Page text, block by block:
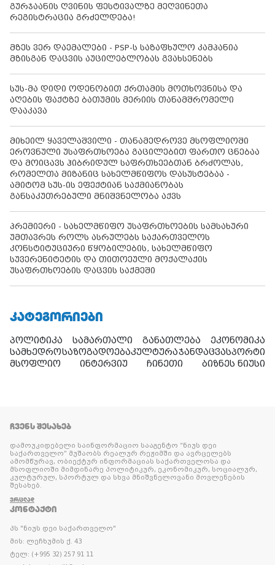
გურჯაანის ღვინის ფესტივალზე მეღვინეთა
რეგისტრაცია გრძელდება!
მზეს ვერ დაემალები - PSP-ს საზაფხულო კამპანია
მზისგან დაცვის აუცილებლობას გვახსენებს
სუს-მა დიდი ოდენობით ქრთამის მოთხოვნისა და
აღების ფაქტზე ბათუმის მერიის თანამშრომელი
დააკავა
მიხეილ ყაველაშვილი - თანამედროვე მსოფლიოში
ეროვნული უსაფრთხოება გაცილებით ფართო ცნებაა
და მოიცავს ჰიბრიდულ საფრთხეებთან ბრძოლას,
რომელთა მიზანიც სახელმწიფოს დასუსტებაა -
ამიტომ სუს-ის ეფექტიან საქმიანობას
განსაკუთრებული მნიშვნელობა აქვს
პრემიერი - სახელმწიფო უსაფრთხოების სამსახური
უმთავრეს როლს ასრულებს საქართველოს
კონსტიტუციური წყობილების, სახელმწიფო
სუვერენიტეტის და თითოეული მოქალაქის
უსაფრთხოების დაცვის საქმეში
ᲙᲐᲢᲔᲒᲝᲠᲘᲔᲑᲘ
პოლიტიკა სამართალი განათლება
ეკონომიკა
სამხედროსაზოგადოებაკულტურაჯანდაცვასპორტი
მსოფლიო
ინტერვიუ ჩინეთი ბიზნეს ნიუსი
ᲩᲕᲔᲜᲡ ᲨᲔᲡᲐᲮᲔᲑ
დამოუკიდებელი საინფორმაციო სააგენტო “ნიუს დეი
საქართველო” მუშაობს რეალურ რეჟიმში და ავრცელებს
ამომწურავ, ობიექტურ ინფორმაციას საქართველოსა და
მსოფლიოში მიმდინარე პოლიტიკურ, ეკონომიკურ, სოციალურ,
კულტურულ, სპორტულ და სხვა მნიშვნელოვანი მოვლენების
შესახებ.
ᲕᲠᲪᲚᲐᲓ
ᲙᲝᲜᲢᲐᲥᲢᲘ
პს "ნიუს დეი საქართველო"
მის: ლეჩხუმის ქ. 43
ტელ: (+995 32) 257 91 11